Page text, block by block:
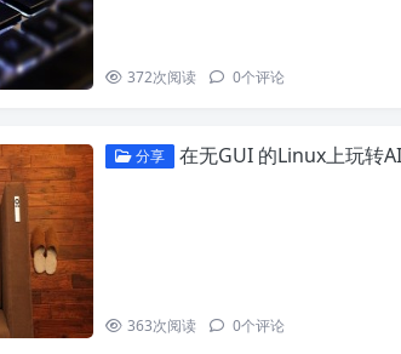
372次阅读 0个评论
分享 在无GUI 的Linux上玩转AI
363次阅读 0个评论